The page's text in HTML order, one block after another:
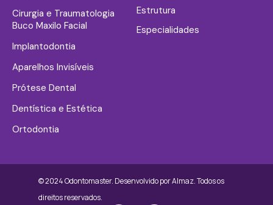
Estrutura
Especialidades
Cirurgia e Traumatologia
Buco Maxilo Facial
Implantodontia
Aparelhos Invisíveis
Prótese Dental
Dentística e Estética
Ortodontia
© 2024 Odontomaster. Desenvolvido porAlmaz.Todos os
direitos reservados.